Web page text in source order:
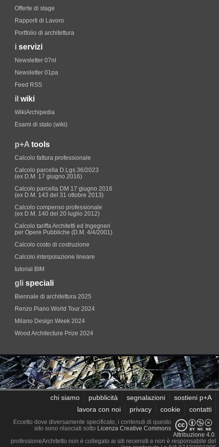
Offerte di stage
Rapporti di Lavoro
Portfolio di architettura
i servizi
Newsletter 07nl
Newsletter 01pa
Feed RSS
il wiki
WikiArchipedia
Esami di stato (wiki)
p+A tools
Calcolo fattura professionale
Calcolo parcella D.Lgs.36/2023
(ex D.M. 17 giugno 2016)
Calcolo parcella DM 17 giugno 2016
(ex D.M. 143 del 31 ottobre 2013)
Calcolo compenso professionale
(ex D.M. 140 del 20 luglio 2012)
Calcolo tariffa Architetti ed Ingegneri
per Opere Pubbliche (D.M. 4/4/2001)
Calcolo costo di costruzione
Calcolo interpolazione lineare
tutorial BIM
gli speciali
Biennale di architettura 2025
Renzo Piano World Tour 2024
Milano Design Week 2024
Wood Architecture Prize 2024
chi siamo pubblicità segnalazioni
sostieni p+A
lavora con noi
privacy cookie contatti
Eccetto dove diversamente specificato, i contenuti di questo
sito sono rilasciati sotto Licenza Creative Commons
Attribuzione 4.0.
professioneArchitetto non è collegato ai siti recensiti e non è responsabile del